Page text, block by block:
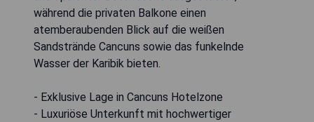
während die privaten Balkone einen
atemberaubenden Blick auf die weißen
Sandstrände Cancuns sowie das funkelnde
Wasser der Karibik bieten.
- Exklusive Lage in Cancuns Hotelzone
- Luxuriöse Unterkunft mit hochwertiger